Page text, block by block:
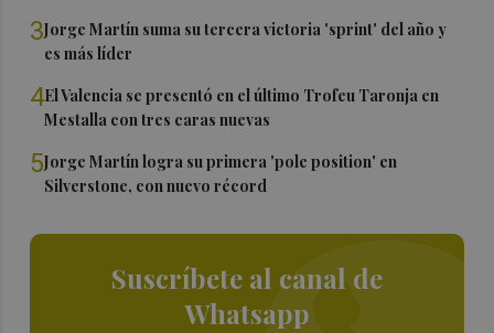
3Jorge Martín suma su tercera victoria 'sprint' del año y
es más líder
4El Valencia se presentó en el último Trofeu Taronja en
Mestalla con tres caras nuevas
5Jorge Martín logra su primera 'pole position' en
Silverstone, con nuevo récord
Suscríbete al canal de
Whatsapp